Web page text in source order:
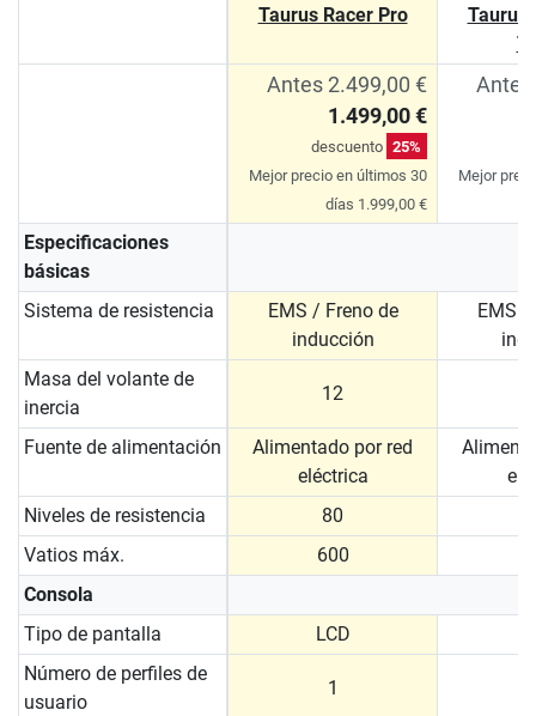
Taurus Racer Pro
Taurus
Antes 2.499,00 €
1.499,00 €
descuento 25%
Mejor precio en últimos 30
días 1.999,00 €
Antes
Mejor
Especificaciones
básicas
Sistema de resistencia
EMS / Freno de
inducción
EMS /
Masa del volante de
inercia
12
Fuente de alimentación
Alimentado por red
eléctrica
Niveles de resistencia
80
Vatios máx.
600
Consola
Tipo de pantalla
LCD
Número de perfiles de
usuario
1